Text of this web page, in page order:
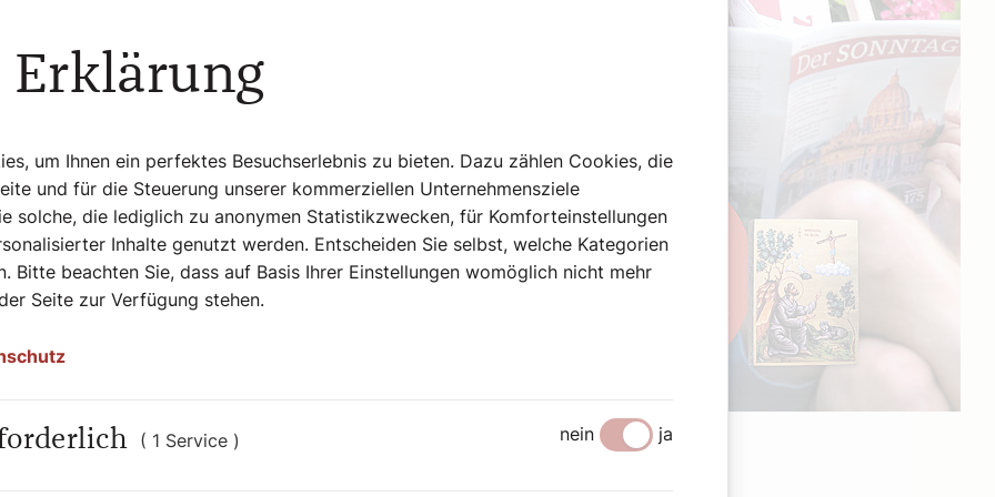
die Verkündigung. Damals zogen die
fanden sich bald in Klöstern
auf einer Missionsreise in Bologna
Hit erhielt und der sogar 1966 mit
dem Orden aus und beging knapp 20
Das fröhliche Lied jedoch
auf allen Kontinenten, in
Sklaven, Brave und Aufmüpfige, Geistliche
Autorin Bernadette Spitzer in
Erklärung
um Ihnen ein perfektes Besuchserlebnis zu bieten. Dazu zählen Cookies, die
und für die Steuerung unserer kommerziellen Unternehmensziele
solche, die lediglich zu anonymen Statistikzwecken, für Komforteinstellungen
Inhalte genutzt werden. Entscheiden Sie selbst, welche Kategorien
Bitte beachten Sie, dass auf Basis Ihrer Einstellungen womöglich nicht mehr
Seite zur Verfügung stehen.
( 1 Service ) nein ja